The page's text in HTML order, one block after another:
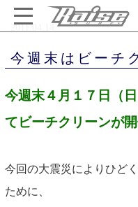
今週末はビーチクリーン!!!!
2011.04.14
今週末はビーチ
今週末４月１７日（
てビーチクリーンが
今回の大震災によりひど
ために、